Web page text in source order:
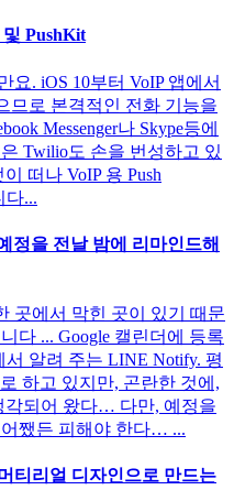
PushKit
. iOS 10부터 VoIP 앱에서
므로 본격적인 전화 기능을
Messenger나 Skype등에
Twilio도 손을 번성하고 있
떠나 VoIP 용 Push
다...
정을 전날 밤에 리마인드해
곳에서 막힌 곳이 있기 때문
다 ... Google 캘린더에 등록
알려 주는 LINE Notify. 평
하고 있지만, 곤란한 것에,
각되어 왔다… 다만, 예정을
쨌든 피해야 한다… ...
티리얼 디자인으로 만드는